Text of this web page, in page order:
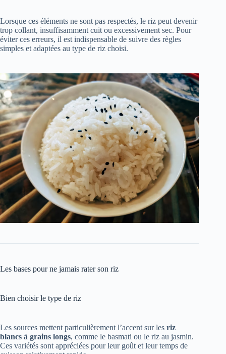
Lorsque ces éléments ne sont pas respectés, le riz peut devenir
trop collant, insuffisamment cuit ou excessivement sec. Pour
éviter ces erreurs, il est indispensable de suivre des règles
simples et adaptées au type de riz choisi.
Les bases pour ne jamais rater son riz
Bien choisir le type de riz
Les sources mettent particulièrement l’accent sur les riz
blancs à grains longs, comme le basmati ou le riz au jasmin.
Ces variétés sont appréciées pour leur goût et leur temps de